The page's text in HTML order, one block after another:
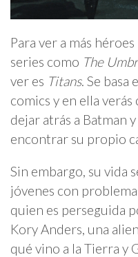
Para ver a más
series como The
ver es Titans. Se basa
comics y en ella
dejar atrás a Batman
encontrar su propio
Sin embargo, su vida
jóvenes con
quien es perseguida
Kory Anders, una
qué vino a la Tierra y